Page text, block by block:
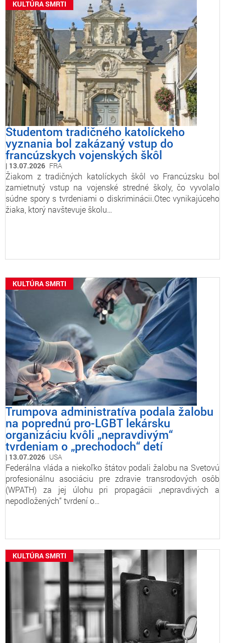
KULTÚRA SMRTI
Študentom tradičného katolíckeho
vyznania bol zakázaný vstup do
francúzskych vojenských škôl
13.07.2026 FRA
Žiakom z tradičných katolíckych škôl vo Francúzsku bol
zamietnutý vstup na vojenské stredné školy, čo vyvolalo
súdne spory s tvrdeniami o diskriminácii.Otec vynikajúceho
žiaka, ktorý navštevuje školu…
KULTÚRA SMRTI
Trumpova administratíva podala žalobu
na poprednú pro-LGBT lekársku
organizáciu kvôli „nepravdivým“
tvrdeniam o „prechodoch“ detí
13.07.2026 USA
Federálna vláda a niekoľko štátov podali žalobu na Svetovú
profesionálnu asociáciu pre zdravie transrodových osôb
(WPATH) za jej úlohu pri propagácii „nepravdivých a
nepodložených“ tvrdení o…
KULTÚRA SMRTI